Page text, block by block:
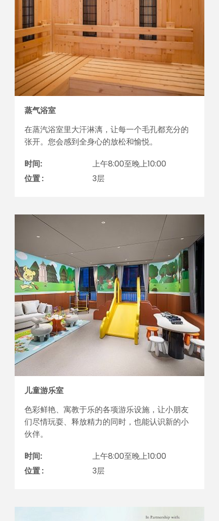
蒸气浴室
在蒸汽浴室里大汗淋漓，让每一个毛孔都充分的
张开。您会感到全身心的放松和愉悦。
时间:
上午8:00至晚上10:00
位置 :
3层
儿童游乐室
色彩鲜艳、寓教于乐的各项游乐设施，让小朋友
们尽情玩耍、释放精力的同时，也能认识新的小
伙伴。
时间:
上午8:00至晚上10:00
位置 :
3层